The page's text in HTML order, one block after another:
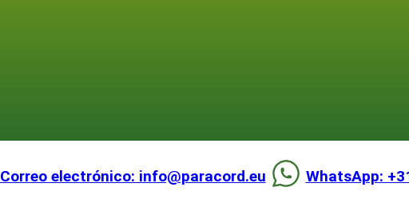
Correo electrónico: info@paracord.eu WhatsApp: